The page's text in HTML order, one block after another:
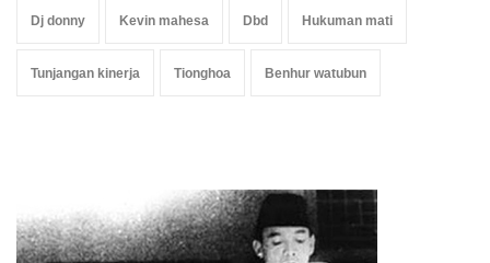
Dj donny Kevin mahesa Dbd Hukuman mati
Tunjangan kinerja Tionghoa Benhur watubun